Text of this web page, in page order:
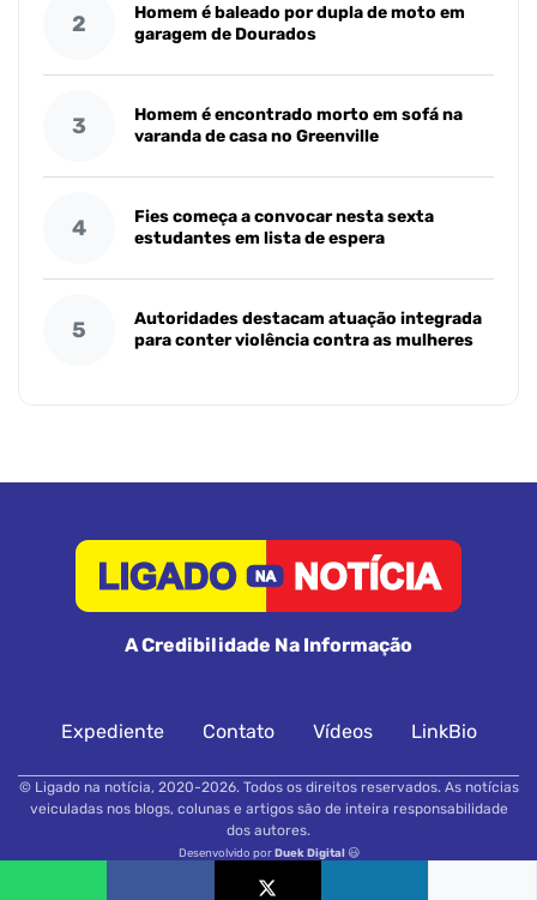
2
Homem é baleado por dupla de moto em
garagem de Dourados
3
Homem é encontrado morto em sofá na
varanda de casa no Greenville
4
Fies começa a convocar nesta sexta
estudantes em lista de espera
5
Autoridades destacam atuação integrada
para conter violência contra as mulheres
A Credibilidade Na Informação
Expediente Contato Vídeos LinkBio
© Ligado na notícia, 2020-2026. Todos os direitos reservados. As notícias
veiculadas nos blogs, colunas e artigos são de inteira responsabilidade
dos autores.
Desenvolvido porDuek Digital😃